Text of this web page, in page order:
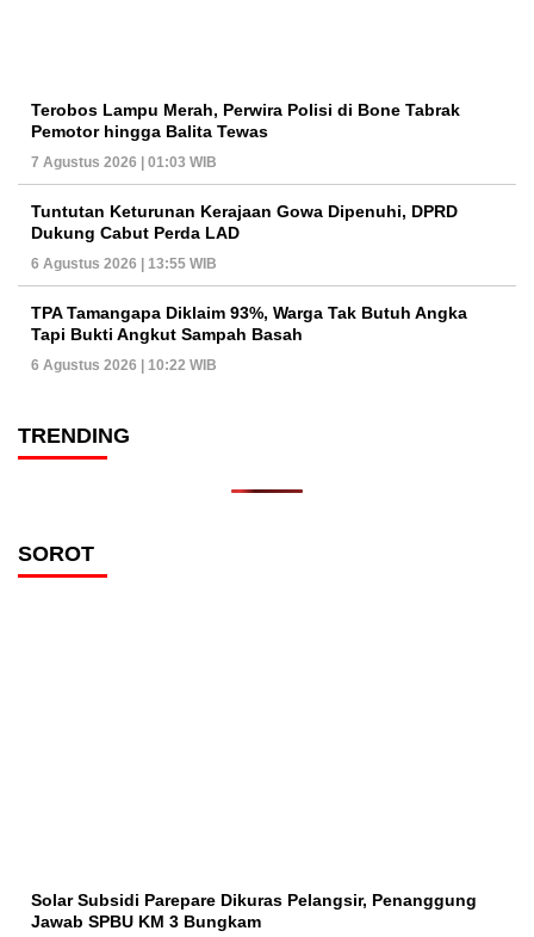
Terobos Lampu Merah, Perwira Polisi di Bone Tabrak
Pemotor hingga Balita Tewas
7 Agustus 2026 | 01:03 WIB
Tuntutan Keturunan Kerajaan Gowa Dipenuhi, DPRD
Dukung Cabut Perda LAD
6 Agustus 2026 | 13:55 WIB
TPA Tamangapa Diklaim 93%, Warga Tak Butuh Angka
Tapi Bukti Angkut Sampah Basah
6 Agustus 2026 | 10:22 WIB
TRENDING
SOROT
Solar Subsidi Parepare Dikuras Pelangsir, Penanggung
Jawab SPBU KM 3 Bungkam